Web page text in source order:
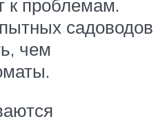
к проблемам.
садоводов
чем